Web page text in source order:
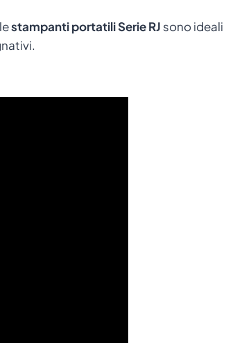
stampanti portatili Serie RJ sono